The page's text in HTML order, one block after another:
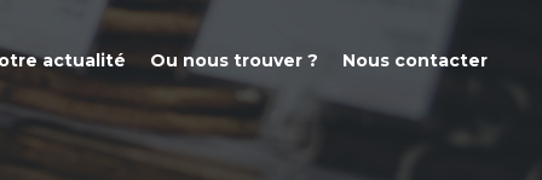
actualité Ou nous trouver ? Nous contacter